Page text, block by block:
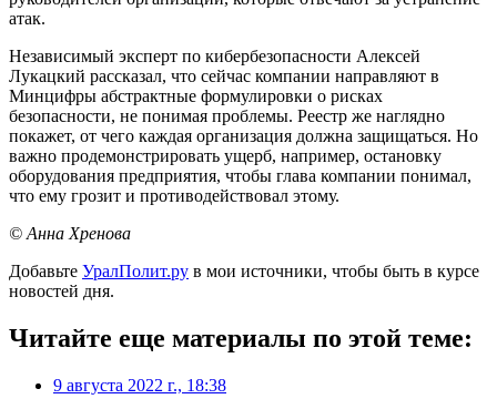
атак.
Независимый эксперт по кибербезопасности Алексей
Лукацкий рассказал, что сейчас компании направляют в
Минцифры абстрактные формулировки о рисках
безопасности, не понимая проблемы. Реестр же наглядно
покажет, от чего каждая организация должна защищаться. Но
важно продемонстрировать ущерб, например, остановку
оборудования предприятия, чтобы глава компании понимал,
что ему грозит и противодействовал этому.
© Анна Хренова
Добавьте УралПолит.ру в мои источники, чтобы быть в курсе
новостей дня.
Читайте еще материалы по этой теме:
9 августа 2022 г., 18:38